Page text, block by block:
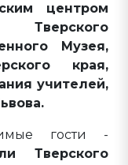
центром
Му­зея,
края,
учителей,
гости -
Тверского